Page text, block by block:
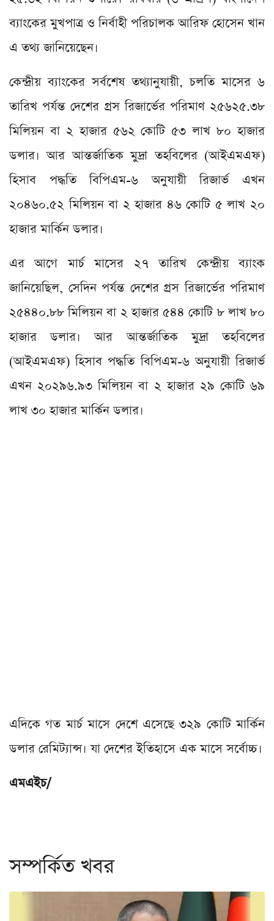
ব্যাংকের মুখপাত্র ও নির্বাহী পরিচালক আরিফ হোসেন খান
এ তথ্য জানিয়েছেন।
কেন্দ্রীয় ব্যাংকের সর্বশেষ তথ্যানুযায়ী, চলতি মাসের ৬
তারিখ পর্যন্ত দেশের গ্রস রিজার্ভের পরিমাণ ২৫৬২৫.৩৮
মিলিয়ন বা ২ হাজার ৫৬২ কোটি ৫৩ লাখ ৮০ হাজার
ডলার। আর আন্তর্জাতিক মুদ্রা তহবিলের (আইএমএফ)
হিসাব পদ্ধতি বিপিএম-৬ অনুযায়ী রিজার্ভ এখন
২০৪৬০.৫২ মিলিয়ন বা ২ হাজার ৪৬ কোটি ৫ লাখ ২০
হাজার মার্কিন ডলার।
এর আগে মার্চ মাসের ২৭ তারিখ কেন্দ্রীয় ব্যাংক
জানিয়েছিল, সেদিন পর্যন্ত দেশের গ্রস রিজার্ভের পরিমাণ
২৫৪৪০.৮৮ মিলিয়ন বা ২ হাজার ৫৪৪ কোটি ৮ লাখ ৮০
হাজার ডলার। আর আন্তর্জাতিক মুদ্রা তহবিলের
(আইএমএফ) হিসাব পদ্ধতি বিপিএম-৬ অনুযায়ী রিজার্ভ
এখন ২০২৯৬.৯৩ মিলিয়ন বা ২ হাজার ২৯ কোটি ৬৯
লাখ ৩০ হাজার মার্কিন ডলার।
এদিকে গত মার্চ মাসে দেশে এসেছে ৩২৯ কোটি মার্কিন
ডলার রেমিট্যান্স। যা দেশের ইতিহাসে এক মাসে সর্বোচ্চ।
এমএইচ/
সম্পর্কিত খবর